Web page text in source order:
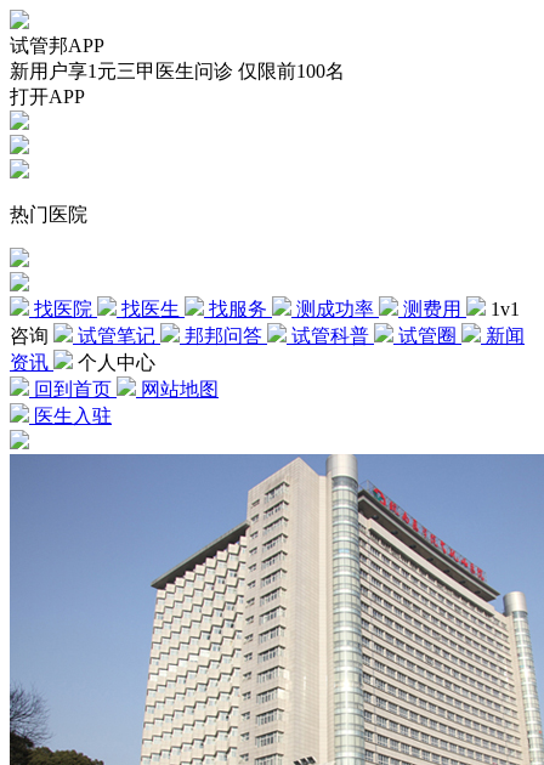
试管邦APP
新用户享1元三甲医生问诊 仅限前100名
打开APP
热门医院
找医院 找医生 找服务 测成功率 测费用
1v1
咨询
试管笔记 邦邦问答 试管科普 试管圈
新闻
资讯
个人中心
回到首页
网站地图
医生入驻